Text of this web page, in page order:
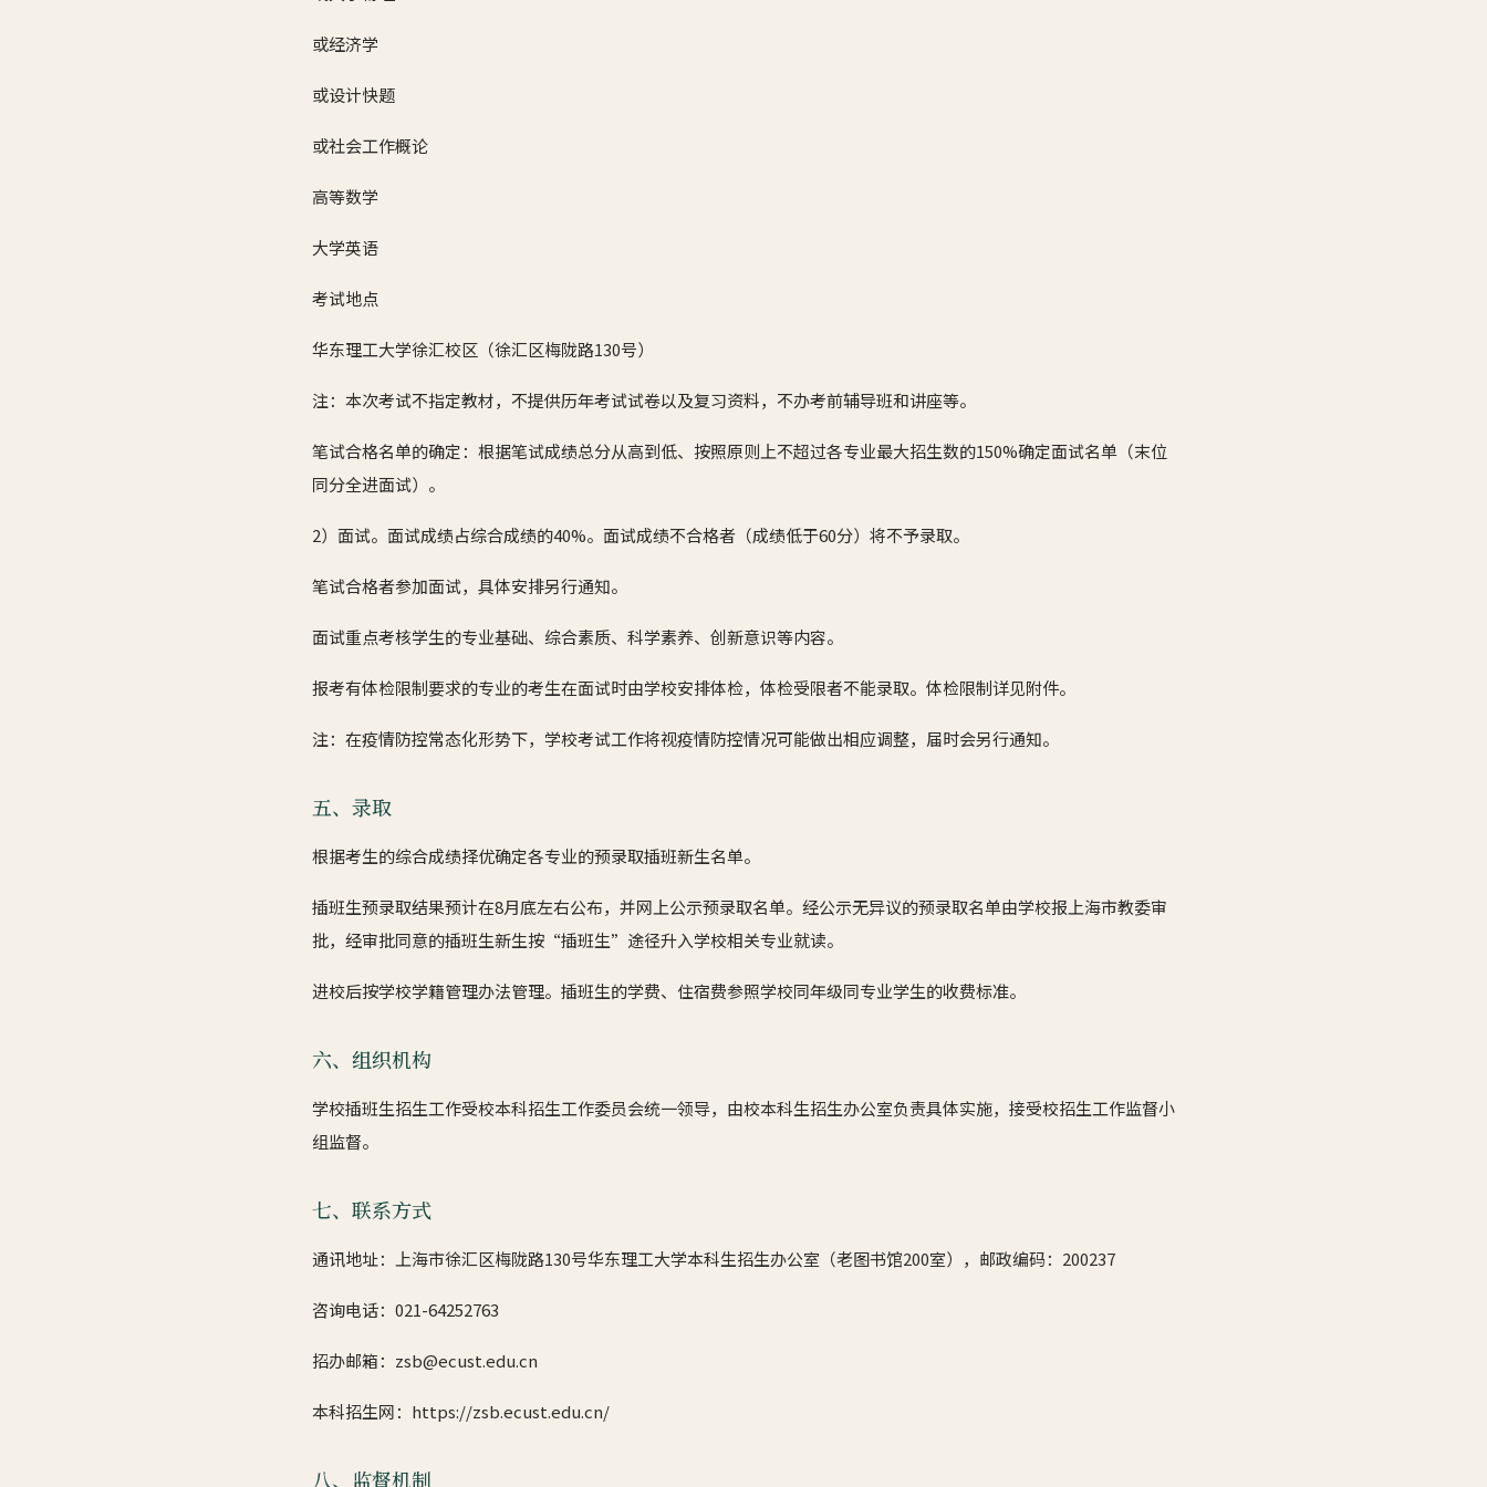
或经济学
或设计快题
或社会工作概论
高等数学
大学英语
考试地点
华东理工大学徐汇校区（徐汇区梅陇路130号）
注：本次考试不指定教材，不提供历年考试试卷以及复习资料，不办考前辅导班和讲座等。
笔试合格名单的确定：根据笔试成绩总分从高到低、按照原则上不超过各专业最大招生数的150%确定面试名单（末位
同分全进面试）。
2）面试。面试成绩占综合成绩的40%。面试成绩不合格者（成绩低于60分）将不予录取。
笔试合格者参加面试，具体安排另行通知。
面试重点考核学生的专业基础、综合素质、科学素养、创新意识等内容。
报考有体检限制要求的专业的考生在面试时由学校安排体检，体检受限者不能录取。体检限制详见附件。
注：在疫情防控常态化形势下，学校考试工作将视疫情防控情况可能做出相应调整，届时会另行通知。
五、录取
根据考生的综合成绩择优确定各专业的预录取插班新生名单。
插班生预录取结果预计在8月底左右公布，并网上公示预录取名单。经公示无异议的预录取名单由学校报上海市教委审
批，经审批同意的插班生新生按“插班生”途径升入学校相关专业就读。
进校后按学校学籍管理办法管理。插班生的学费、住宿费参照学校同年级同专业学生的收费标准。
六、组织机构
学校插班生招生工作受校本科招生工作委员会统一领导，由校本科生招生办公室负责具体实施，接受校招生工作监督小
组监督。
七、联系方式
通讯地址：上海市徐汇区梅陇路130号华东理工大学本科生招生办公室（老图书馆200室），邮政编码：200237
咨询电话：021-64252763
招办邮箱：zsb@ecust.edu.cn
本科招生网：https://zsb.ecust.edu.cn/
八、监督机制